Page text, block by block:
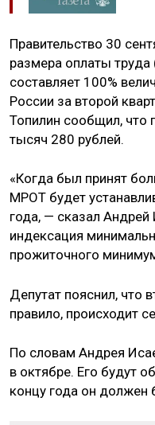
Правительство 30
размера оплаты
составляет 100%
России за второй
Топилин сообщил, что
тысяч 280 рублей.
«Когда был принят
МРОТ будет
года, — сказал
индексация
прожиточного
Депутат пояснил, что
правило, происходит
По словам Андрея
в октябре. Его будут
концу года он должен